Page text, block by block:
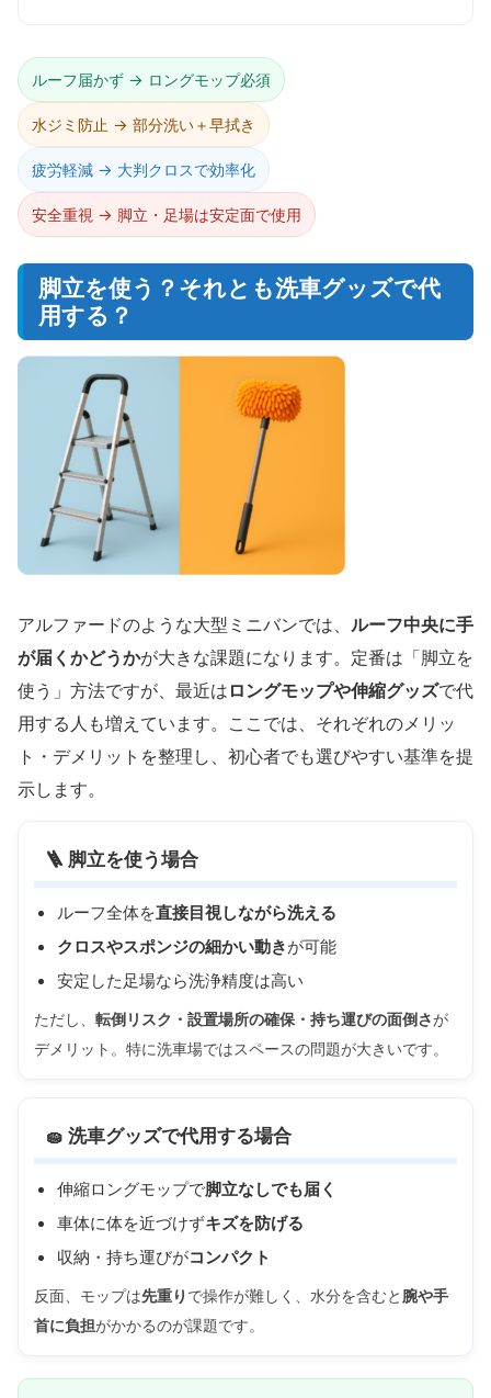
ルーフ届かず → ロングモップ必須
水ジミ防止 → 部分洗い＋早拭き
疲労軽減 → 大判クロスで効率化
安全重視 → 脚立・足場は安定面で使用
脚立を使う？それとも洗車グッズで代
用する？
アルファードのような大型ミニバンでは、 ルーフ中央に手
が届くかどうかが大きな課題になります。定番は「脚立を
使う」方法ですが、最近はロングモップや伸縮グッズで代
用する人も増えています。ここでは、それぞれのメリッ
ト・デメリットを整理し、初心者でも選びやすい基準を提
示します。
🪜 脚立を使う場合
ルーフ全体を直接目視しながら洗える
クロスやスポンジの細かい動きが可能
安定した足場なら洗浄精度は高い
ただし、 転倒リスク・設置場所の確保・持ち運びの面倒さが
デメリット。特に洗車場ではスペースの問題が大きいです。
🧽 洗車グッズで代用する場合
伸縮ロングモップで脚立なしでも届く
車体に体を近づけずキズを防げる
収納・持ち運びがコンパクト
反面、モップは先重り で操作が難しく、水分を含むと 腕や手
首に負担がかかるのが課題です。